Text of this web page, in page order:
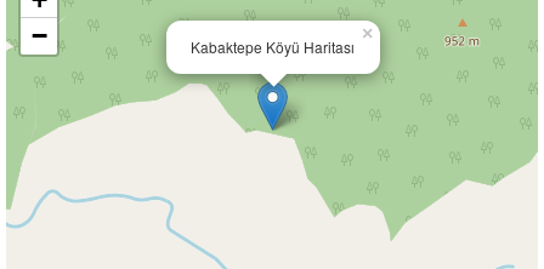
Kabaktepe Köyü Haritası
×
−